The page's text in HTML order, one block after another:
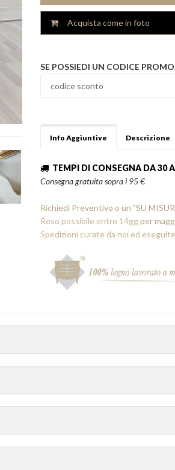
Acquista come in foto
SE POSSIEDI UN CODICE
Info Aggiuntive Descrizione
TEMPI DI CONSEGNA DA 30
Consegna gratuita sopra i 95 €
Richiedi Preventivo o un "SU
Reso possibile entro 14ggper
Spedizioni curate da noi ed